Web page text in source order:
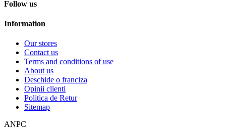
Follow us
Information
Our stores
Contact us
Terms and conditions of use
About us
Deschide o franciza
Opinii clienti
Politica de Retur
Sitemap
ANPC